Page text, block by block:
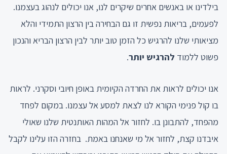
בילדינו או באנשים אחרים שיקרים לנו, אנו יכולים לנהוג בעצמנו.
לפעמים, בריאות נפשית זו גם הבחירה בין הרצון התמידי והלא
מציאותי שלנו להרגיש כל הזמן טוב יותר לבין הרצון הבריא והנכון
פשוט ללמוד להרגיש יותר.
אנו יכולים לראות את החרדה הקיומית באופן חיובי וסקרני. לראות
בו קול פנימי הקורא לנו לצאת למסע אל עצמנו. במקום לפחד
מהפחד, להתבונן בו. לחזור אל המהות האותנטית שלנו שאולי
איבדנו קצת, לחזור אל מי שאנחנו באמת. בחזרה הזו עלינו לקבל